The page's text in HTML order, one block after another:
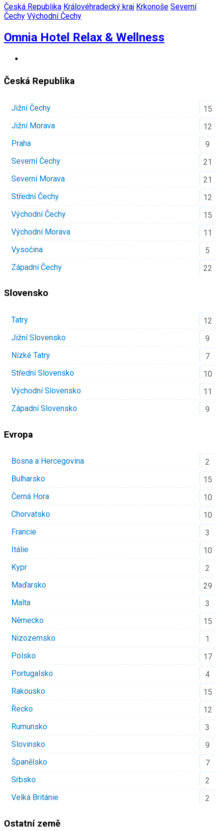
Česká Republika Královéhradecký kraj Krkonoše Severní
Čechy Východní Čechy
Omnia Hotel Relax & Wellness
Česká Republika
Jižní Čechy
15
Jižní Morava
12
Praha
9
Severní Čechy
21
Severní Morava
21
Střední Čechy
12
Východní Čechy
15
Východní Morava
11
Vysočina
5
Západní Čechy
22
Slovensko
Tatry
12
Jižní Slovensko
9
Nízké Tatry
7
Střední Slovensko
10
Východní Slovensko
11
Západní Slovensko
9
Evropa
Bosna a Hercegovina
2
Bulharsko
15
Černá Hora
10
Chorvatsko
10
Francie
3
Itálie
10
Kypr
2
Maďarsko
29
Malta
3
Německo
15
Nizozemsko
1
Polsko
17
Portugalsko
4
Rakousko
15
Řecko
12
Rumunsko
3
Slovinsko
9
Španělsko
7
Srbsko
2
Velká Británie
2
Ostatní země